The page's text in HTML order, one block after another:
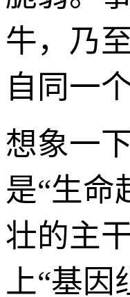
牛，乃
自同一
想象一
是“生命
壮的主
上“基因